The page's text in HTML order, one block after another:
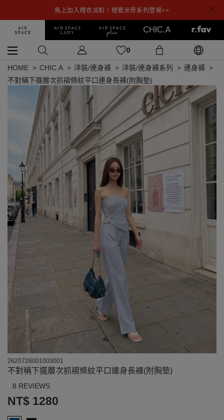
馬上加入睡衣派對！睡覺米奇系列登場>>
0
HOME CHIC.A 洋裝/連身褲 洋裝/連身褲系列
連身褲
不對稱下擺層次抓褶條紋平口連身長褲(附胸墊)
2620728001003001
不對稱下擺層次抓褶條紋平口連身長褲(附胸墊)
8 REVIEWS
NT$ 1280